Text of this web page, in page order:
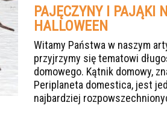
PAJĘCZYNY I PAJĄKI
HALLOWEEN
Witamy Państwa w naszym
przyjrzymy się tematowi
domowego. Kątnik domowy,
Periplaneta domestica, jest
najbardziej